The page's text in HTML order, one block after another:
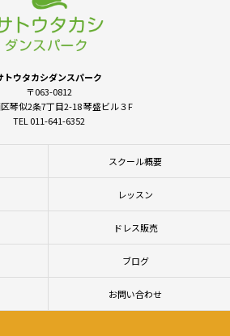
トウタカシダンスパーク
〒063-0812
琴似2条7丁目2-18 琴盛ビル３F
TEL 011-641-6352
スクール概要
レッスン
ドレス販売
ブログ
お問い合わせ